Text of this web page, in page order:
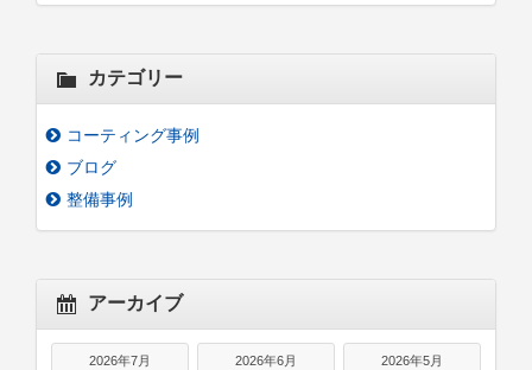
カテゴリー
コーティング事例
ブログ
整備事例
アーカイブ
2026年7月 2026年6月 2026年5月